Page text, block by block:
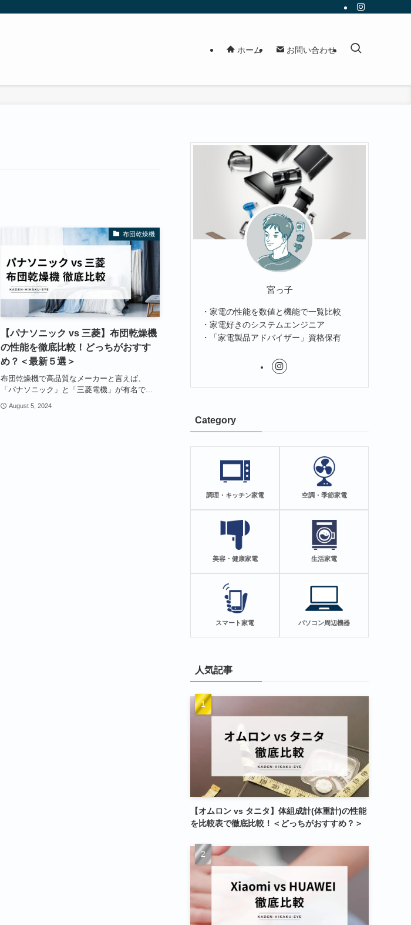
ホーム お問い合わせ
布団乾燥機
【パナソニック vs 三菱】布団乾燥機
の性能を徹底比較！どっちがおすす
め？＜最新５選＞
布団乾燥機で高品質なメーカーと言えば、
「パナソニック」と「三菱電機」が有名で...
August 5, 2024
宮っ子
・家電の性能を数値と機能で一覧比較
・家電好きのシステムエンジニア
・「家電製品アドバイザー」資格保有
Category
調理・キッチン家電 空調・季節家電
美容・健康家電 生活家電
スマート家電 パソコン周辺機器
人気記事
【オムロン vs タニタ】体組成計(体重計)の性能
を比較表で徹底比較！＜どっちがおすすめ？＞